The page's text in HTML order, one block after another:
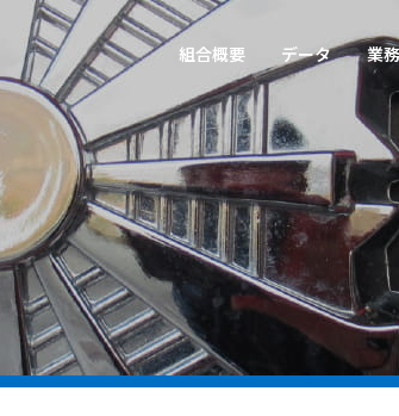
組合概要 データ 業